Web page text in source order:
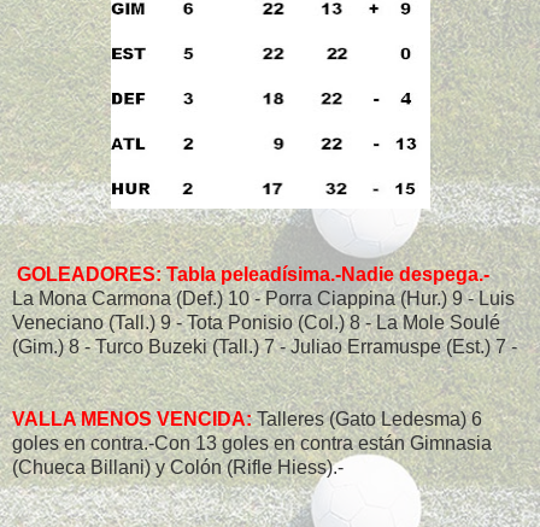
GOLEADORES: Tabla peleadísima.-Nadie despega.-
La Mona Carmona (Def.) 10 - Porra Ciappina (Hur.) 9 - Luis
Veneciano (Tall.) 9 - Tota Ponisio (Col.) 8 - La Mole Soulé
(Gim.) 8 - Turco Buzeki (Tall.) 7 - Juliao Erramuspe (Est.) 7 -
VALLA MENOS VENCIDA:Talleres (Gato Ledesma) 6
goles en contra.-Con 13 goles en contra están Gimnasia
(Chueca Billani) y Colón (Rifle Hiess).-